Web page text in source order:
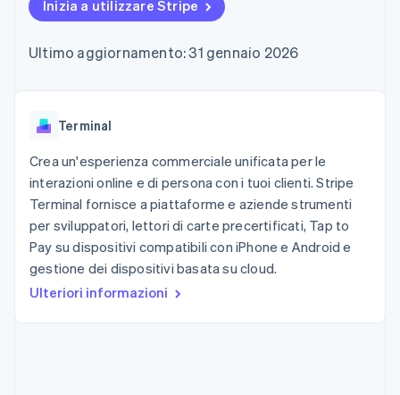
utente
flessibile
Metodi di
Accesso a
persona
Authorization
Boost
Accettazione
ottimizzata
Link
Pagamento
accelerato
Financial
Connections
Conti finanziari
collegati
Automazione
della contabilità
Report
Data Pipeline
Gestione del denaro
Creator economy
Gaming
Ospitalità, viaggi e
tempo libero
Assicurazione
Media e
intrattenimento
profit
Gestire gli
Offrire addebiti in base
all'utilizzo
garantite da stablecoin
agenti
Risorse
Integrazioni app
Blog per sviluppatori
Roadmap del prodotto
Sessions
Sala stampa
Recapiti
Contattaci
Diventa nostro partner
Inizia a utilizzare Stripe
Ultimo aggiornamento: 31 gennaio 2026
Terminal
Crea un'esperienza commerciale unificata per le
interazioni online e di persona con i tuoi clienti. Stripe
Terminal fornisce a piattaforme e aziende strumenti
per sviluppatori, lettori di carte precertificati, Tap to
Pay su dispositivi compatibili con iPhone e Android e
gestione dei dispositivi basata su cloud.
Ulteriori informazioni